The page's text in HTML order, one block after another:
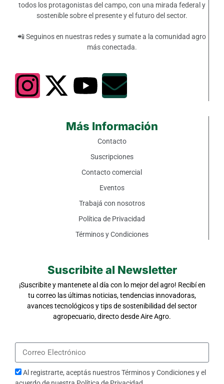
todos los protagonistas del campo, con una mirada federal y
sostenible sobre el presente y el futuro del sector.
📲 Seguinos en nuestras redes y sumate a la comunidad agro
más conectada.
Más Información
Contacto
Suscripciones
Contacto comercial
Eventos
Trabajá con nosotros
Política de Privacidad
Términos y Condiciones
Suscribite al Newsletter
¡Suscribite y mantenete al día con lo mejor del agro! Recibí en
tu correo las últimas noticias, tendencias innovadoras,
avances tecnológicos y tips de sostenibilidad del sector
agropecuario, directo desde Aire Agro.
Al registrarte, aceptás nuestrosTérminos y Condicionesy el